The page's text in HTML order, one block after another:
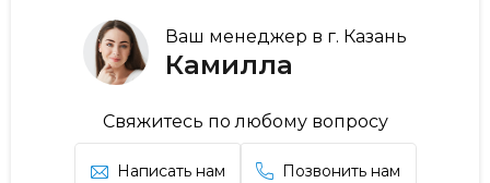
Ваш менеджер в г. Казань
Камилла
Свяжитесь по любому вопросу
Написать нам Позвонить нам